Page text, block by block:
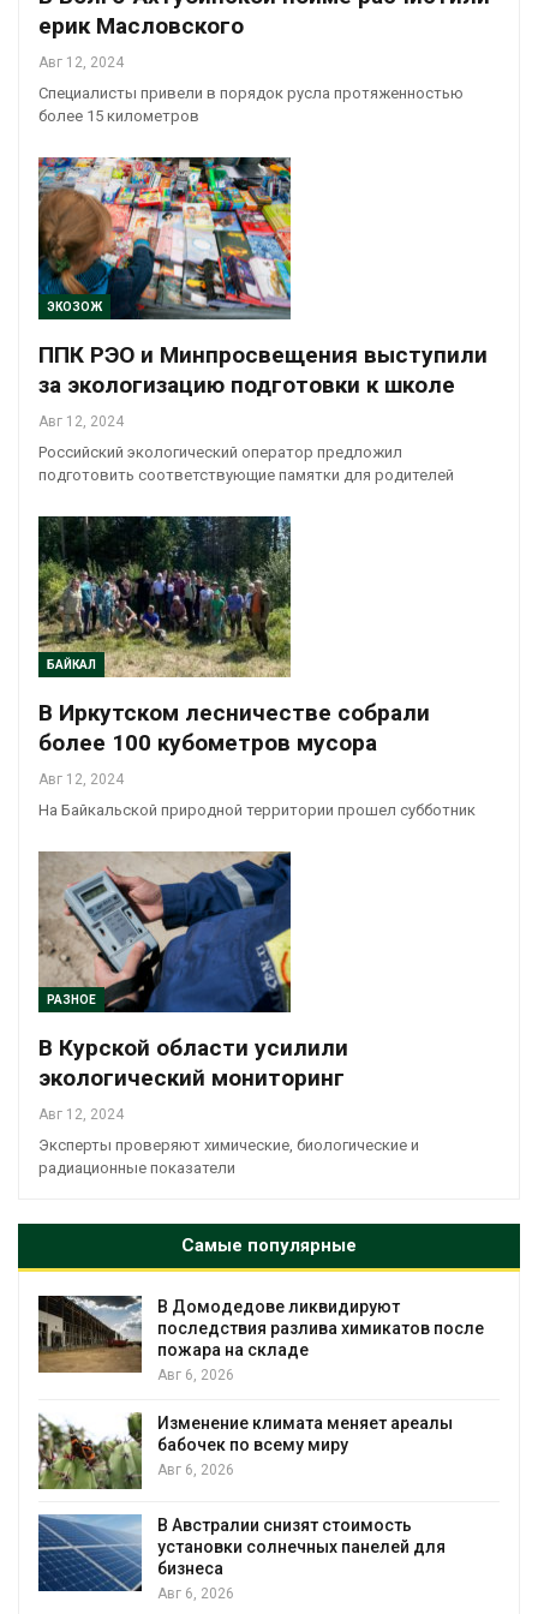
ерик Масловского
Авг 12, 2024
Специалисты привели в порядок русла протяженностью
более 15 километров
ЭКОЗОЖ
ППК РЭО и Минпросвещения выступили
за экологизацию подготовки к школе
Авг 12, 2024
Российский экологический оператор предложил
подготовить соответствующие памятки для родителей
БАЙКАЛ
В Иркутском лесничестве собрали
более 100 кубометров мусора
Авг 12, 2024
На Байкальской природной территории прошел субботник
РАЗНОЕ
В Курской области усилили
экологический мониторинг
Авг 12, 2024
Эксперты проверяют химические, биологические и
радиационные показатели
Самые популярные
В Домодедове ликвидируют
последствия разлива химикатов после
пожара на складе
Авг 6, 2026
Изменение климата меняет ареалы
бабочек по всему миру
Авг 6, 2026
В Австралии снизят стоимость
установки солнечных панелей для
бизнеса
Авг 6, 2026